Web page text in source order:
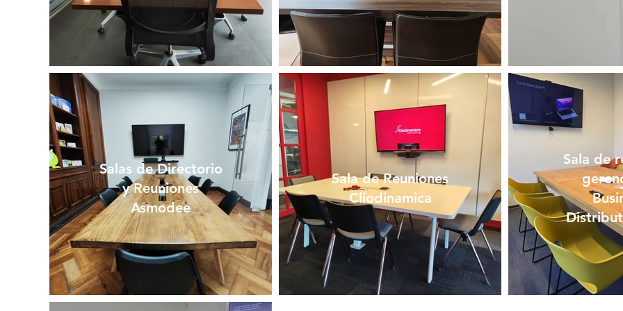
Salas de Directorio
y Reuniones
Asmodee
Sala de Reuniones
Cliodinamica
Sala de